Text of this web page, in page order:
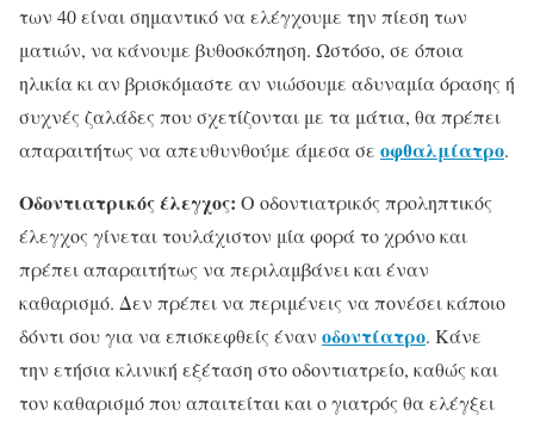
των 40 είναι σημαντικό να ελέγχουμε την πίεση των
ματιών, να κάνουμε βυθοσκόπηση. Ωστόσο, σε όποια
ηλικία κι αν βρισκόμαστε αν νιώσουμε αδυναμία όρασης ή
συχνές ζαλάδες που σχετίζονται με τα μάτια, θα πρέπει
απαραιτήτως να απευθυνθούμε άμεσα σε οφθαλμίατρο.
Οδοντιατρικός έλεγχος: Ο οδοντιατρικός προληπτικός
έλεγχος γίνεται τουλάχιστον μία φορά το χρόνο και
πρέπει απαραιτήτως να περιλαμβάνει και έναν
καθαρισμό. Δεν πρέπει να περιμένεις να πονέσει κάποιο
δόντι σου για να επισκεφθείς έναν οδοντίατρο. Κάνε
την ετήσια κλινική εξέταση στο οδοντιατρείο, καθώς και
τον καθαρισμό που απαιτείται και ο γιατρός θα ελέγξει